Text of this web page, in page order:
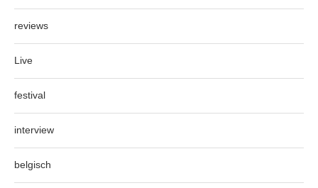
reviews
Live
festival
interview
belgisch